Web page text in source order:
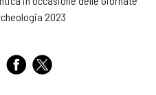
2023